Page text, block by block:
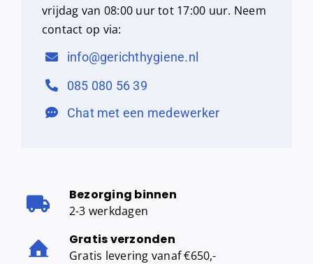
vrijdag van 08:00 uur tot 17:00 uur. Neem
contact op via:
info@gerichthygiene.nl
085 080 56 39
Chat met een medewerker
Bezorging binnen
2-3 werkdagen
Gratis verzonden
Gratis levering vanaf €650,-